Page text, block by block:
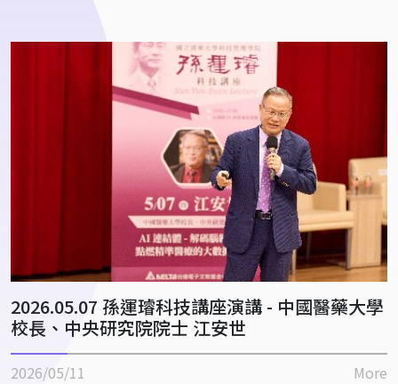
2026.05.07 孫運璿科技講座演講 - 中國醫藥大學
校長、中央研究院院士 江安世
2026/05/11 More